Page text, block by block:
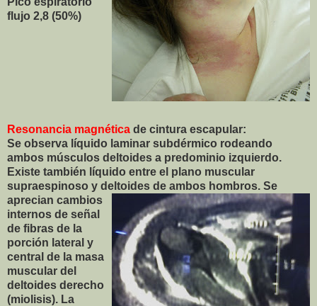
flujo 2,8 (50%)
Resonancia magnética de cintura escapular:
Se observa líquido laminar subdérmico rodeando
ambos músculos deltoides a predominio izquierdo.
Existe también líquido entre el plano muscular
supraespinoso y deltoides de ambos hombros. Se
aprecian cambios
internos de señal
de fibras de la
porción lateral y
central de la masa
muscular del
deltoides derecho
(miolisis). La